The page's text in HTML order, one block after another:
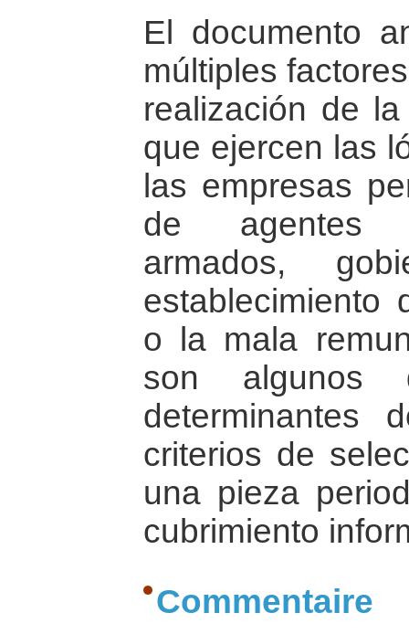
El documento
múltiples
realización de
que ejercen las
las empresas
de agentes
armados,
establecimiento
o la mala
son algunos
determinantes
criterios de
una pieza
cubrimiento
Commentaire